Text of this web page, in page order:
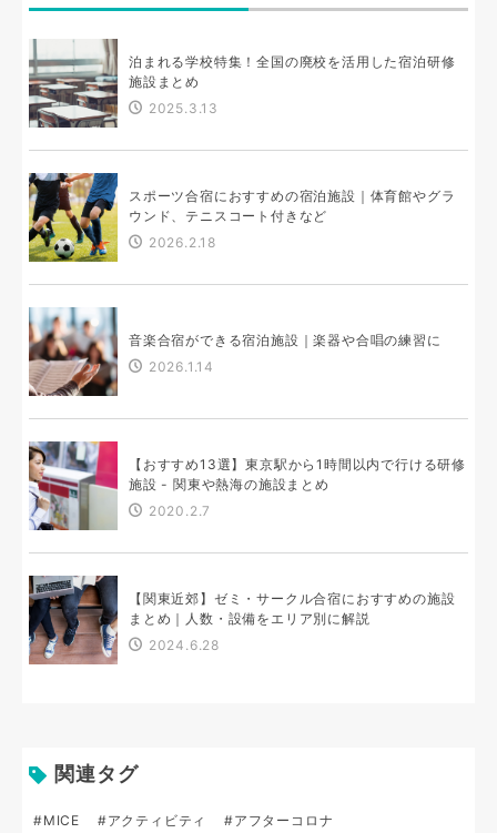
泊まれる学校特集！全国の廃校を活用した宿泊研修
施設まとめ
2025.3.13
スポーツ合宿におすすめの宿泊施設｜体育館やグラ
ウンド、テニスコート付きなど
2026.2.18
音楽合宿ができる宿泊施設｜楽器や合唱の練習に
2026.1.14
【おすすめ13選】東京駅から1時間以内で行ける研修
施設 - 関東や熱海の施設まとめ
2020.2.7
【関東近郊】ゼミ・サークル合宿におすすめの施設
まとめ｜人数・設備をエリア別に解説
2024.6.28
関連タグ
#MICE #アクティビティ
#アフターコロナ